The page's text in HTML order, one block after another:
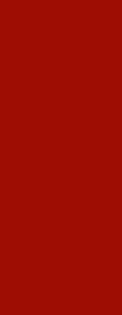
portal in Tripura.